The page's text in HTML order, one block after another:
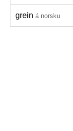
grein á norsku